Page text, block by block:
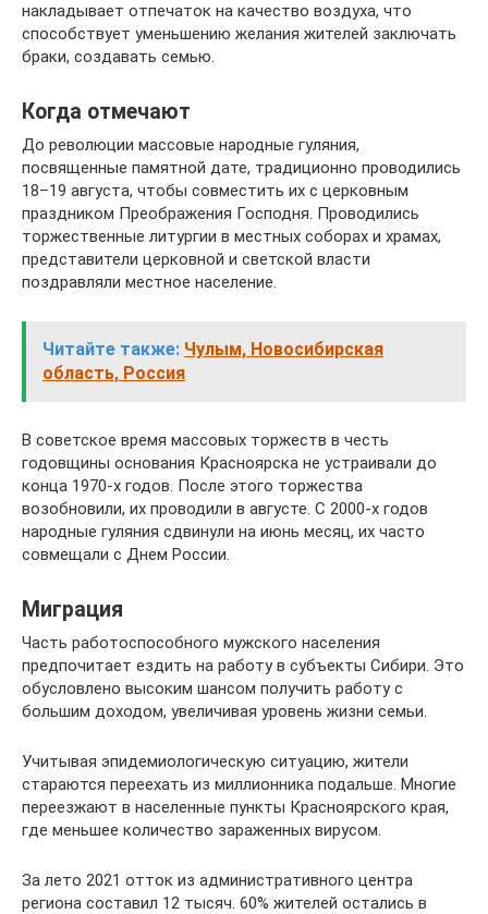
накладывает отпечаток на качество воздуха, что
способствует уменьшению желания жителей заключать
браки, создавать семью.
Когда отмечают
До революции массовые народные гуляния,
посвященные памятной дате, традиционно проводились
18–19 августа, чтобы совместить их с церковным
праздником Преображения Господня. Проводились
торжественные литургии в местных соборах и храмах,
представители церковной и светской власти
поздравляли местное население.
Читайте также: Чулым, Новосибирская
область, Россия
В советское время массовых торжеств в честь
годовщины основания Красноярска не устраивали до
конца 1970-х годов. После этого торжества
возобновили, их проводили в августе. С 2000-х годов
народные гуляния сдвинули на июнь месяц, их часто
совмещали с Днем России.
Миграция
Часть работоспособного мужского населения
предпочитает ездить на работу в субъекты Сибири. Это
обусловлено высоким шансом получить работу с
большим доходом, увеличивая уровень жизни семьи.
Учитывая эпидемиологическую ситуацию, жители
стараются переехать из миллионника подальше. Многие
переезжают в населенные пункты Красноярского края,
где меньшее количество зараженных вирусом.
За лето 2021 отток из административного центра
региона составил 12 тысяч. 60% жителей остались в